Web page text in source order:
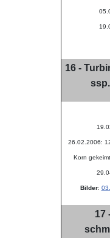
16 -
26.02.2006:
Korn
Bilder:
17